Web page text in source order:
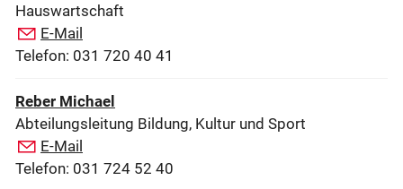
Hauswartschaft
E-Mail
Telefon: 031 720 40 41
Reber Michael
Abteilungsleitung Bildung, Kultur und Sport
E-Mail
Telefon: 031 724 52 40